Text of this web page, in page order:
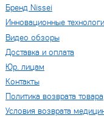
Бренд Nissei
Инновационные
Видео обзоры
Доставка и оплата
Юр. лицам
Контакты
Политика возврата товара
Условия возврата